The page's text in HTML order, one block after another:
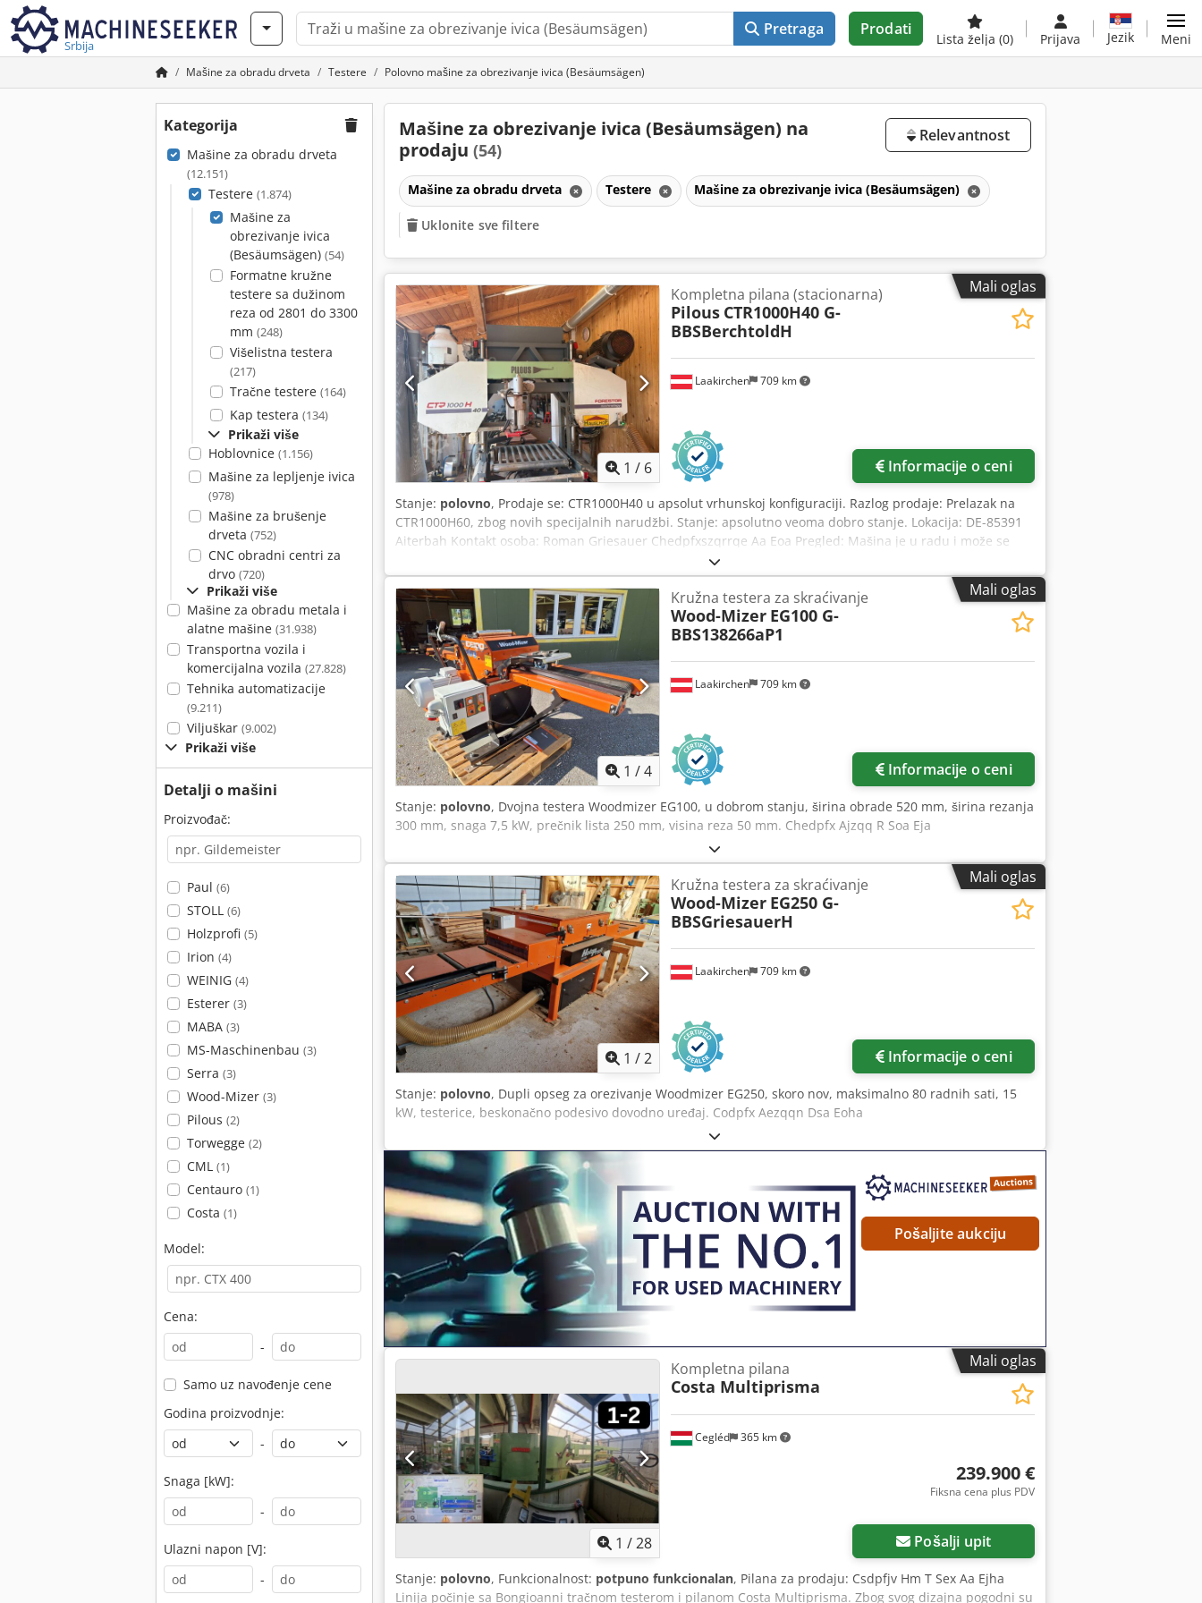
Srbija
Pretraga Prodati
Lista želja (0) Prijava Jezik Meni
Mašine za obradu drveta Testere Polovno mašine za obrezivanje ivica (Besäumsägen)
Kategorija
Mašine za obradu drveta
(12.151)
Testere (1.874)
Mašine za
obrezivanje ivica
(Besäumsägen) (54)
Formatne kružne
testere sa dužinom
reza od 2801 do 3300
mm (248)
Višelistna testera
(217)
Tračne testere (164)
Kap testera (134)
Prikaži više
Hoblovnice (1.156)
Mašine za lepljenje ivica
(978)
Mašine za brušenje
drveta (752)
CNC obradni centri za
drvo (720)
Prikaži više
Mašine za obradu metala i
alatne mašine (31.938)
Transportna vozila i
komercijalna vozila (27.828)
Tehnika automatizacije
(9.211)
Viljuškar (9.002)
Prikaži više
Detalji o mašini
Proizvođač:
Paul (6)
STOLL (6)
Holzprofi (5)
Irion (4)
WEINIG (4)
Esterer (3)
MABA (3)
MS-Maschinenbau (3)
Serra (3)
Wood-Mizer (3)
Pilous (2)
Torwegge (2)
CML (1)
Centauro (1)
Costa (1)
Model:
Cena:
-
Samo uz navođenje cene
Godina proizvodnje:
-
Snaga [kW]:
-
Ulazni napon [V]:
-
Mašine za obrezivanje ivica (Besäumsägen) na
prodaju (54)
Relevantnost
Mašine za obradu drveta Testere Mašine za obrezivanje ivica (Besäumsägen)
Uklonite sve filtere
Mali oglas
1 / 6
Laakirchen 709 km
Kompletna pilana (stacionarna)
Pilous CTR1000H40 G-
BBSBerchtoldH
Informacije o ceni
Stanje: polovno, Prodaje se: CTR1000H40 u apsolut vrhunskoj konfiguraciji. Razlog prodaje: Prelazak na
CTR1000H60, zbog novih specijalnih narudžbi. Stanje: apsolutno veoma dobro stanje. Lokacija: DE-85391
Aiterbah Kontakt osoba: Roman Griesauer Chedpfxszqrrqe Aa Eoa Pregled: Mašina je u radu i može se
pregledati i demonstrirati po dogovoru. Uključuje sledeću opremu: CTR1000H40-ZUB Sistem za dovod
isečenog materijala CTR950H-DS Dvoručni sistem za utovar trupaca CTR950H-HSD Sistem za okretanje
trupaca sa polugom CTR950H-KSD Sistem za okretanje trupaca sa lancem CTR950H-MR Slizni transporter
za materijal CTR950H-SP Stezna naprava CTR-18,5 Motor, 18,5 kW CTR-AMP Ampermetar CTR-EGL
Električno podesivo vođstvo trake testere CTR-KV Produžni kabl za dodatnu sekciju CTR-Pumpe-EA Pumpa
za navodnjavanje sa automatskim uključivanjem CTR-SSP Uređaj za zatezanje trake testere CTR-ZSP
Dodatno upravljačko mesto za hidrauliku
Mali oglas
1 /4
Laakirchen 709 km
Kružna testera za skraćivanje
Wood-Mizer EG100 G-
BBS138266aP1
Informacije o ceni
Stanje: polovno, Dvojna testera Woodmizer EG100, u dobrom stanju, širina obrade 520 mm, širina rezanja
300 mm, snaga 7,5 kW, prečnik lista 250 mm, visina reza 50 mm. Chedpfx Ajzqq R Soa Eja
Mali oglas
1 /2
Laakirchen 709 km
Kružna testera za skraćivanje
Wood-Mizer EG250 G-
BBSGriesauerH
Informacije o ceni
Stanje: polovno, Dupli opseg za orezivanje Woodmizer EG250, skoro nov, maksimalno 80 radnih sati, 15
kW, testerice, beskonačno podesivo dovodno uređaj. Codpfx Aezqqn Dsa Eoha
Pošaljite aukciju
Mali oglas
1 /28
Cegléd 365 km
Kompletna pilana
Costa Multiprisma
239.900 €
Fiksna cena plus PDV
Pošalji upit
Stanje: polovno, Funkcionalnost: potpuno funkcionalan, Pilana za prodaju: Csdpfjv Hm T Sex Aa Ejha
Linija počinje sa Bongioanni tračnom testerom i pilanom Costa Multiprisma. Zbog svog dizajna pogodni su